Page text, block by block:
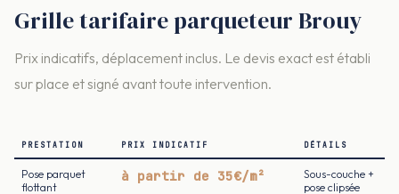
Grille tarifaire parqueteur Brouy
Prix indicatifs, déplacement inclus. Le devis exact est établi
sur place et signé avant toute intervention.
PRESTATION PRIX INDICATIF DÉTAILS
Pose parquet
flottant
à partir de 35€/m²
Sous-couche +
pose clipsée